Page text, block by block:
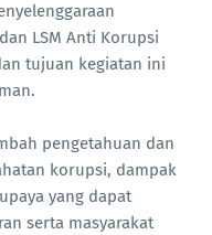
LSM Anti Korupsi
tujuan kegiatan ini
pengetahuan dan
korupsi, dampak
yang dapat
serta masyarakat